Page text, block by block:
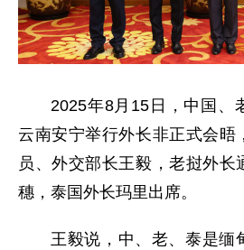
2025年8月15日，中国、
云南安宁举行外长非正式会晤
员、外交部长王毅，老挝外长
穗，泰国外长玛里出席。
王毅说，中、老、泰是缅